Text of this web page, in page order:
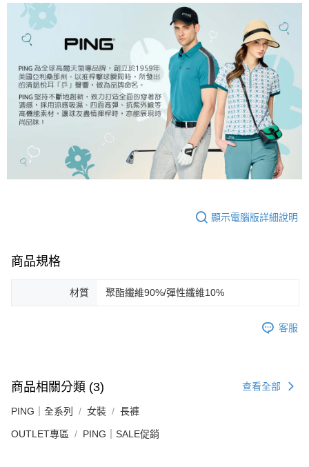
顯示電腦版詳細說明
商品規格
材質 聚酯纖維90%/彈性纖維10%
客服
商品相關分類 (3) 查看全部
PING｜全系列 女裝 長褲
OUTLET專區 PING｜SALE促銷